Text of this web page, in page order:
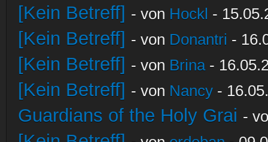
[Kein Betreff] - von Hockl -
[Kein Betreff] - von Donantri -
[Kein Betreff] - von Brina-
[Kein Betreff] - von Nancy -
Guardians of the Holy Grai -